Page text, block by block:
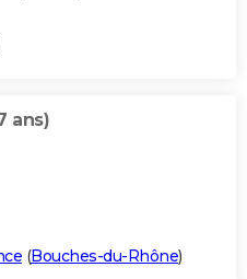
ans)
(Bouches-du-Rhône)